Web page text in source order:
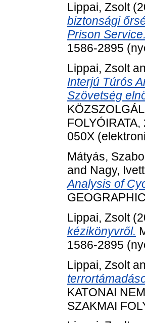
Lippai, Zsolt
biztonsági
Prison Service.
1586-2895
Lippai, Zsolt
Interjú Túrós
Szövetség
050X
Mátyás,
and Nagy, Ivett
Analysis of
Lippai, Zsolt
kézikönyvről.
1586-2895
Lippai, Zsolt
KATONAI
SZAKMAI